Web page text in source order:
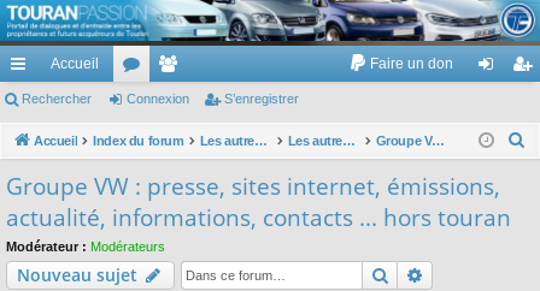
TouranPassion
Le forum des propriétaires ou futurs acquéreurs du Volkswagen Touran
cc
ès
de
Accueil
or
u
e
m
Faire un don
ne nr
Rechercher Connexion S’enregistrer
Accueil Index du forum Les autres voitures et ce qui touche à la voiture Les autres modèles du groupe VW Groupe VW : presse, sites internet, émissions, actualité, informations, contacts ... hors touran
Groupe VW : presse, sites internet, émissions,
actualité, informations, contacts ... hors touran
Modérateur : Modérateurs
Nouveau sujet Rechercher